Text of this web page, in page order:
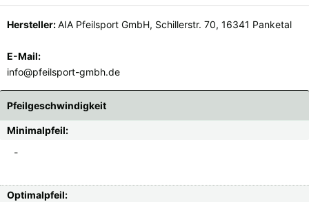
Hersteller:AIA Pfeilsport GmbH, Schillerstr. 70, 16341 Panketal
E-Mail:
info@pfeilsport-gmbh.de
Pfeilgeschwindigkeit
Minimalpfeil:
-
Optimalpfeil: